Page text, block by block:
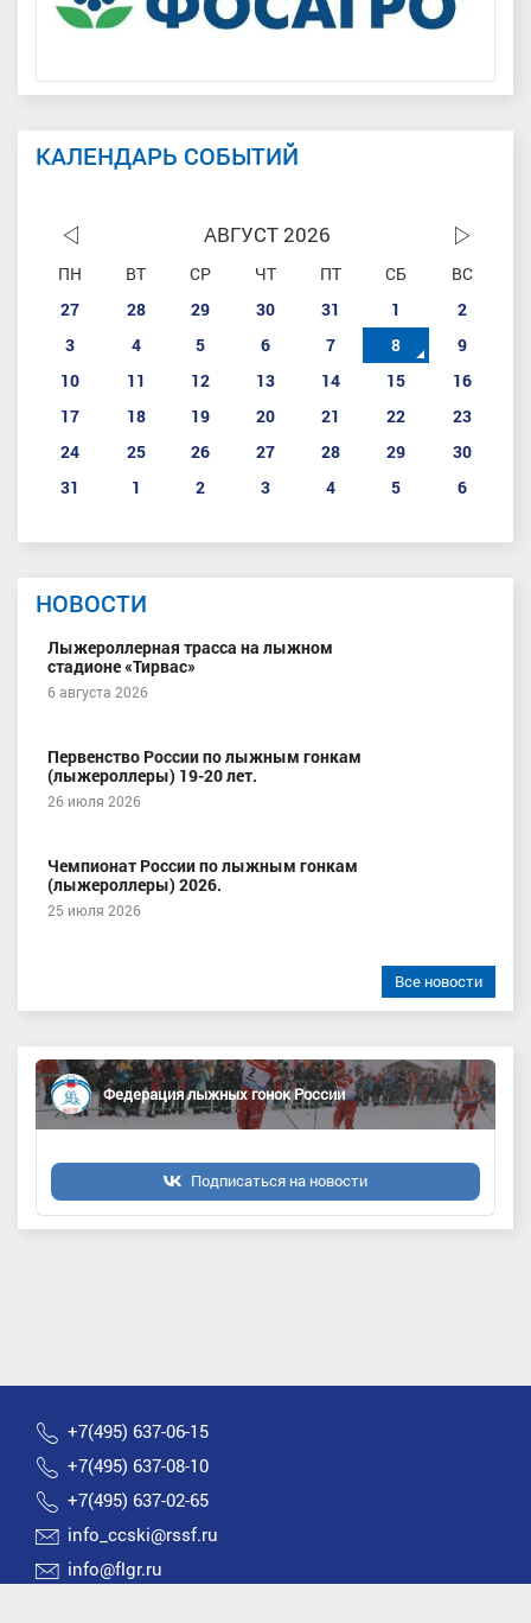
КАЛЕНДАРЬ СОБЫТИЙ
АВГУСТ 2026
ПН ВТ СР ЧТ ПТ СБ
ВС
27
28 29 30 31 1
2
3
4 5 6 7 8
9
10
11 12 13 14 15
16
17
18 19 20 21 22
23
24
25 26 27 28 29
30
31
1 2 3 4 5 6
НОВОСТИ
Лыжероллерная трасса на лыжном
стадионе «Тирвас»
6 августа 2026
Первенство России по лыжным гонкам
(лыжероллеры) 19-20 лет.
26 июля 2026
Чемпионат России по лыжным гонкам
(лыжероллеры) 2026.
25 июля 2026
Все новости
Федерация лыжных гонок России
Подписаться на новости
+7(495) 637-06-15
+7(495) 637-08-10
+7(495) 637-02-65
info_ccski@rssf.ru
info@flgr.ru